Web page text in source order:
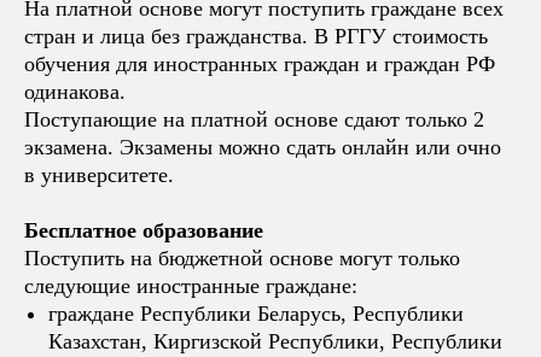
На платной основе могут поступить граждане всех
стран и лица без гражданства. В РГГУ стоимость
обучения для иностранных граждан и граждан РФ
одинакова.
Поступающие на платной основе сдают только 2
экзамена. Экзамены можно сдать онлайн или очно
в университете.
Бесплатное образование
Поступить на бюджетной основе могут только
следующие иностранные граждане:
граждане Республики Беларусь, Республики
Казахстан, Киргизской Республики, Республики